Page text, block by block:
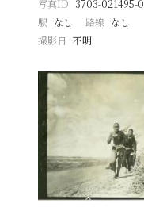
写真ID 3703-021495-0
駅 なし 路線 なし
撮影日
不明